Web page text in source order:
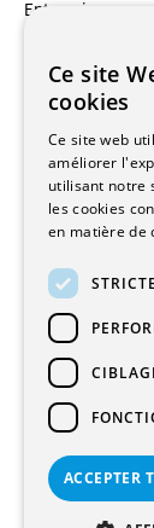
Entreprises
Architectes
Architectes
Entreprises
Ingénieurs et
Fabricants /
Régies
Gestion PPE
© 2026 Tous
CGU et
Ce site
cookies
Ce site web
améliorer
utilisant notre
les cookies
en matière de
ACCEPTER